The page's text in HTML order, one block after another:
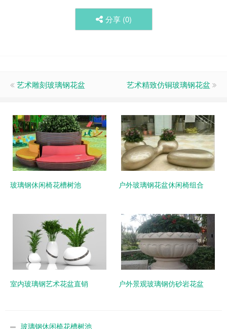
分享 (0)
艺术雕刻玻璃钢花盆 艺术精致仿铜玻璃钢花盆
玻璃钢休闲椅花槽树池 户外玻璃钢花盆休闲椅组合
室内玻璃钢艺术花盆直销 户外景观玻璃钢仿砂岩花盆
玻璃钢休闲椅花槽树池